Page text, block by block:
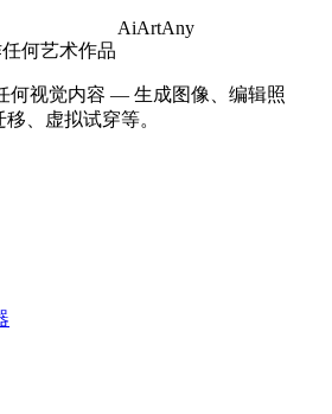
AiArtAny
何艺术作品
何视觉内容 — 生成图像、编辑照
、虚拟试穿等。